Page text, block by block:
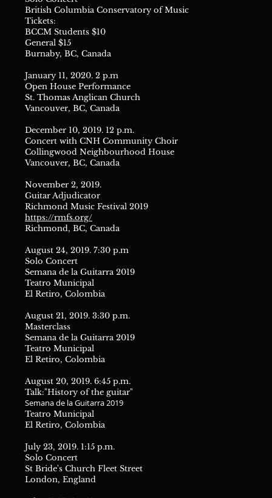
British Columbia Conservatory of Music
Tickets:
BCCM Students $10
General $15
Burnaby, BC, Canada
January 11, 2020. 2 p.m
Open House Performance
St. Thomas Anglican Church
Vancouver, BC, Canada
December 10, 2019. 12 p.m.
Concert with CNH Community Choir
Collingwood Neighbourhood House
Vancouver, BC, Canada
November 2, 2019.
Guitar Adjudicator
Richmond Music Festival 2019
https://rmfs.org/
Richmond, BC, Canada
August 24, 2019. 7:30 p.m
Solo Concert
Semana de la Guitarra 2019
Teatro Municipal
El Retiro, Colombia
August 21, 2019. 3:30 p.m.
Masterclass
Semana de la Guitarra 2019
Teatro Municipal
El Retiro, Colombia
August 20, 2019. 6:45 p.m.
Talk:"History of the guitar"
Semana de la Guitarra 2019
Teatro Municipal
El Retiro, Colombia
July 23, 2019. 1:15 p.m.
Solo Concert
St Bride's Church Fleet Street
London, England